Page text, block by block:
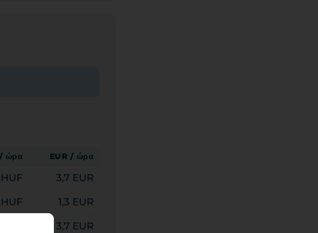
ώρα EUR / ώρα
3,7 EUR
1,3 EUR
3,7 EUR